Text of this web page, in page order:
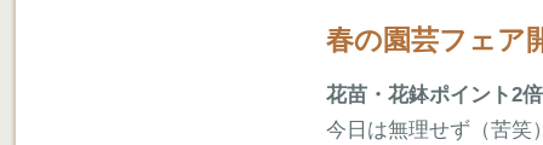
春の園芸フェア
花苗・花鉢ポイント2
今日は無理せず（苦笑